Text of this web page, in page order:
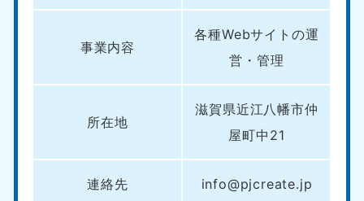
事業内容
各種Webサイトの運
営・管理
所在地
滋賀県近江八幡市仲
屋町中21
連絡先 info@pjcreate.jp